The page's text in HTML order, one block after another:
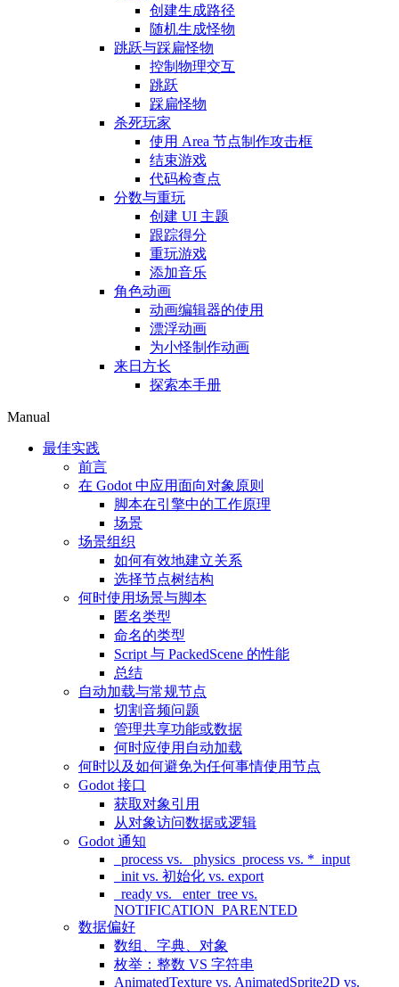
创建生成路径
随机生成怪物
跳跃与踩扁怪物
控制物理交互
跳跃
踩扁怪物
杀死玩家
使用 Area 节点制作攻击框
结束游戏
代码检查点
分数与重玩
创建 UI 主题
跟踪得分
重玩游戏
添加音乐
角色动画
动画编辑器的使用
漂浮动画
为小怪制作动画
来日方长
探索本手册
Manual
最佳实践
前言
在 Godot 中应用面向对象原则
脚本在引擎中的工作原理
场景
场景组织
如何有效地建立关系
选择节点树结构
何时使用场景与脚本
匿名类型
命名的类型
Script 与 PackedScene 的性能
总结
自动加载与常规节点
切割音频问题
管理共享功能或数据
何时应使用自动加载
何时以及如何避免为任何事情使用节点
Godot 接口
获取对象引用
从对象访问数据或逻辑
Godot 通知
_process vs. _physics_process vs. *_input
_init vs. 初始化 vs. export
_ready vs. _enter_tree vs.
NOTIFICATION_PARENTED
数据偏好
数组、字典、对象
枚举：整数 VS 字符串
AnimatedTexture vs. AnimatedSprite2D vs.